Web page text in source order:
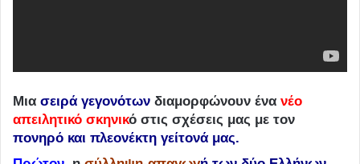
Μια σειρά γεγονότων διαμορφώνουν ένα νέο
απειλητικό σκηνικό στις σχέσεις μας με τον
πονηρό και πλεονέκτη γείτονά μας.